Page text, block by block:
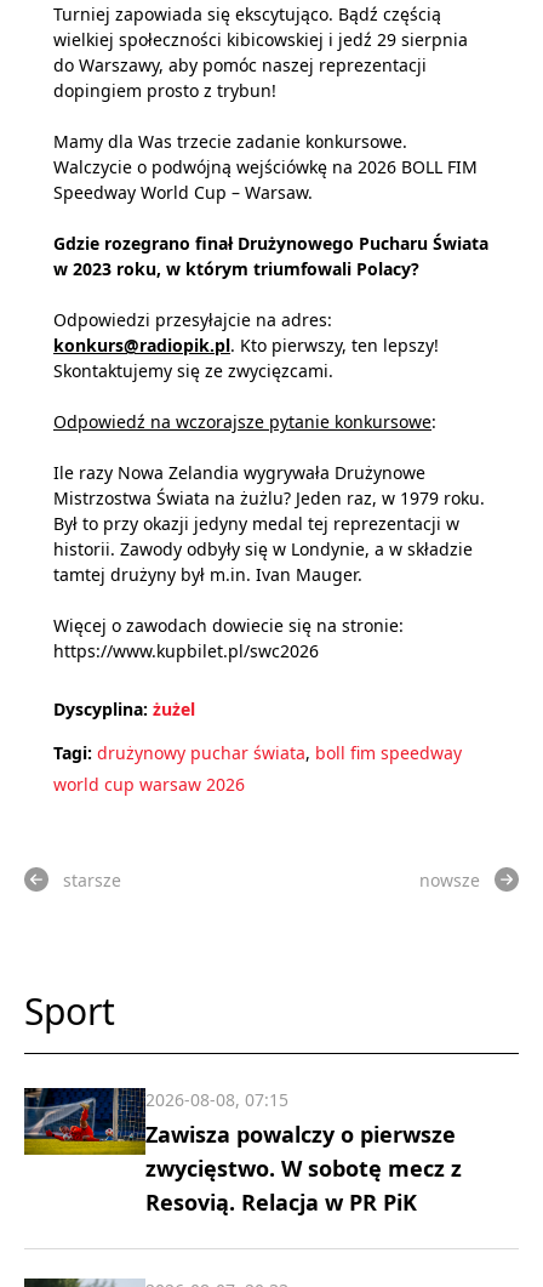
Turniej zapowiada się ekscytująco. Bądź częścią
wielkiej społeczności kibicowskiej i jedź 29 sierpnia
do Warszawy, aby pomóc naszej reprezentacji
dopingiem prosto z trybun!
Mamy dla Was trzecie zadanie konkursowe.
Walczycie o podwójną wejściówkę na 2026 BOLL FIM
Speedway World Cup – Warsaw.
Gdzie rozegrano finał Drużynowego Pucharu Świata
w 2023 roku, w którym triumfowali Polacy?
Odpowiedzi przesyłajcie na adres:
konkurs@radiopik.pl. Kto pierwszy, ten lepszy!
Skontaktujemy się ze zwycięzcami.
Odpowiedź na wczorajsze pytanie konkursowe:
Ile razy Nowa Zelandia wygrywała Drużynowe
Mistrzostwa Świata na żużlu? Jeden raz, w 1979 roku.
Był to przy okazji jedyny medal tej reprezentacji w
historii. Zawody odbyły się w Londynie, a w składzie
tamtej drużyny był m.in. Ivan Mauger.
Więcej o zawodach dowiecie się na stronie:
https://www.kupbilet.pl/swc2026
Dyscyplina: żużel
Tagi: drużynowy puchar świata, boll fim speedway
world cup warsaw 2026
starsze nowsze
Sport
Zawisza powalczy o pierwsze
zwycięstwo. W sobotę mecz z
Resovią. Relacja w PR PiK
2026-08-08, 07:15